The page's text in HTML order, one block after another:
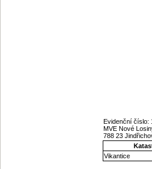
Evidenční číslo:
MVE Nové
788 23
Vikantice